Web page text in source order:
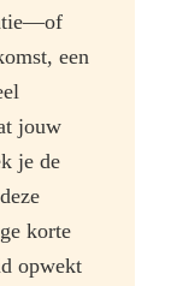
een
jouw
je de
korte
opwekt